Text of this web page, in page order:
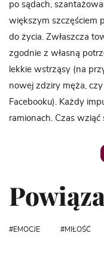
po sądach,
większym szczęściem
do życia. Zwłaszcza
zgodnie z własną
lekkie wstrząsy (na
nowej zdziry męża,
Facebooku). Każdy
ramionach. Czas
EMOCJE MIŁOŚĆ